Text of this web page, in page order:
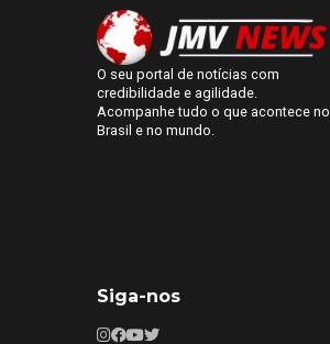
O seu portal de notícias com
credibilidade e agilidade.
Acompanhe tudo o que acontece no
Brasil e no mundo.
Siga-nos